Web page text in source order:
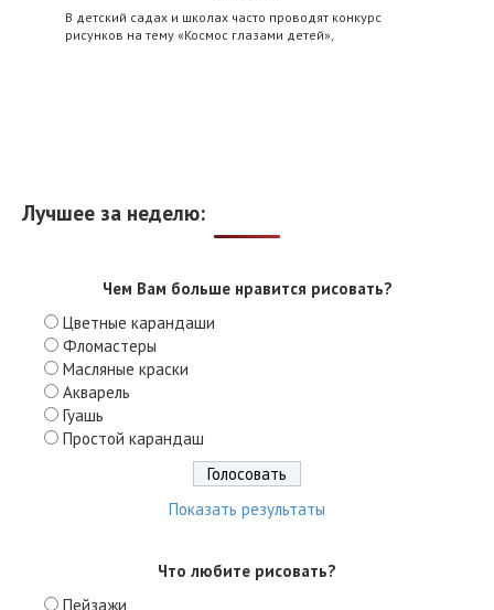
В детский садах и школах часто проводят конкурс
рисунков на тему «Космос глазами детей»,
Лучшее за неделю:
Чем Вам больше нравится рисовать?
Цветные карандаши
Фломастеры
Масляные краски
Акварель
Гуашь
Простой карандаш
Показать результаты
Что любите рисовать?
Пейзажи